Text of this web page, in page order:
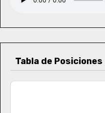
Tabla de Posiciones